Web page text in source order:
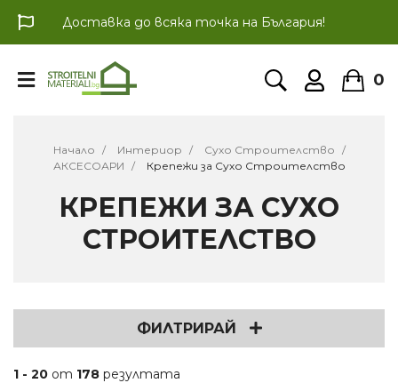
Доставка до всяка точка на България!
0
Начало Интериор
Сухо Строителство
АКСЕСОАРИ
Крепежи за Сухо Строителство
КРЕПЕЖИ ЗА СУХО
СТРОИТЕЛСТВО
ФИЛТРИРАЙ
1 - 20 от 178 резултата